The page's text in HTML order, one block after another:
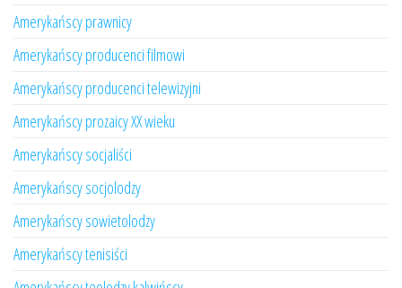
Amerykańscy prawnicy
Amerykańscy producenci filmowi
Amerykańscy producenci telewizyjni
Amerykańscy prozaicy XX wieku
Amerykańscy socjaliści
Amerykańscy socjolodzy
Amerykańscy sowietolodzy
Amerykańscy tenisiści